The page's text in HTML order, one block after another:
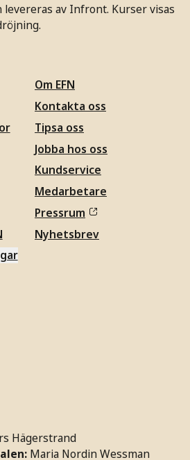
av Infront. Kurser visas
Om EFN
Kontakta oss
Tipsa oss
Jobba hos oss
Kundservice
Medarbetare
Pressrum
Nyhetsbrev
Hägerstrand
Maria Nordin Wessman